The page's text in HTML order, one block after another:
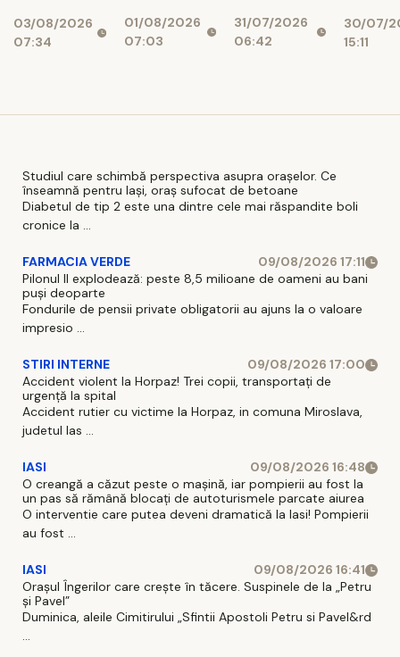
03/08/2026
07:34
01/08/2026
07:03
31/07/2026
06:42
Bunul
30/07/
15:11
Studiul care schimbă perspectiva asupra orașelor. Ce
înseamnă pentru Iași, oraș sufocat de betoane
Diabetul de tip 2 este una dintre cele mai răspandite boli
cronice la ...
FARMACIA VERDE
09/08/2026 17:11
Pilonul II explodează: peste 8,5 milioane de oameni au bani
puși deoparte
Fondurile de pensii private obligatorii au ajuns la o valoare
impresio ...
STIRI INTERNE
09/08/2026 17:00
Accident violent la Horpaz! Trei copii, transportați de
urgență la spital
Accident rutier cu victime la Horpaz, in comuna Miroslava,
judetul Ias ...
IASI
09/08/2026 16:48
O creangă a căzut peste o mașină, iar pompierii au fost la
un pas să rămână blocați de autoturismele parcate aiurea
O interventie care putea deveni dramatică la Iasi! Pompierii
au fost ...
IASI
09/08/2026 16:41
Orașul Îngerilor care crește în tăcere. Suspinele de la „Petru
și Pavel”
Duminica, aleile Cimitirului „Sfintii Apostoli Petru si Pavel&rd
...